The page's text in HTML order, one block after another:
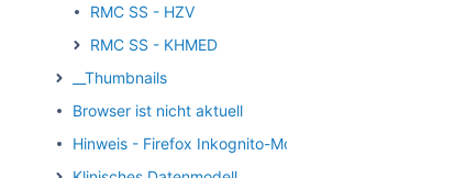
RMC SS - HZV
RMC SS - KHMED
__Thumbnails
Browser ist nicht aktuell
Hinweis - Firefox Inkognito-Modus